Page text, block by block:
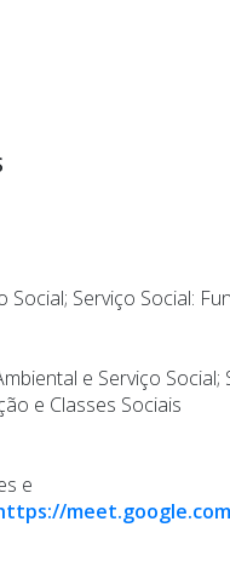
Serviço Social:
e Serviço
e Classes Sociais
e